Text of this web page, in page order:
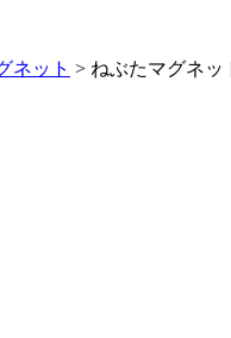
ネット > ねぶたマグネッ